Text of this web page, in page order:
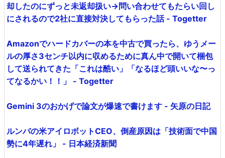
却したのにずっと未返却扱い→問い合わせてもたらい回し
にされるので2社に直接対決してもらった話 - Togetter
Amazonでハードカバーの本を中古で買ったら、ゆうメー
ルの厚さ3センチ以内に収めるために真ん中で開いて梱包
して送られてきた「これは酷い」「なるほど頭いいな〜っ
てなるかい！！」 - Togetter
Gemini 3のおかげで論文が爆速で書けます - 矢原の日記
ルンバの米アイロボットCEO、倒産原因は「技術面で中国
勢に4年遅れ」 - 日本経済新聞